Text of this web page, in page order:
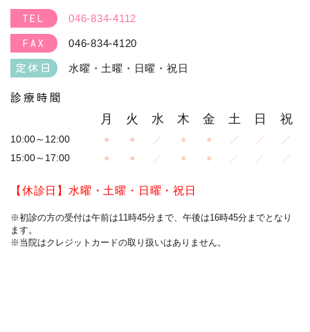
TEL 046-834-4112
FAX 046-834-4120
定休日 水曜・土曜・日曜・祝日
診療時間
月 火 水 木 金 土 日 祝
10:00～12:00 ● ● ／ ● ● ／ ／
／
15:00～17:00
● ● ／ ● ● ／ ／ ／
【休診日】水曜・土曜・日曜・祝日
※初診の方の受付は午前は11時45分まで、午後は16時45分までとなり
ます。
※当院はクレジットカードの取り扱いはありません。